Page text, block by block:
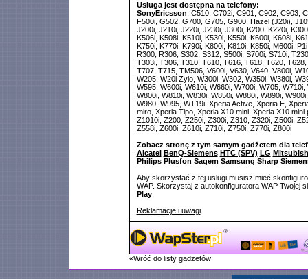
Usługa jest dostępna na telefony:
SonyEricsson: C510, C702i, C901, C902, C903,
F500i, G502, G700, G705, G900, Hazel (J20i),
J200i, J210i, J220i, J230i, J300i, K200, K220i,
K506i, K508i, K510i, K530i, K550i, K600i, K608i,
K750i, K770i, K790i, K800i, K810i, K850i, M600i,
R300, R306, S302, S312, S500i, S700i, S710i,
T303i, T306, T310, T610, T616, T618, T620,
T707, T715, TM506, V600i, V630, V640, V800i,
W205, W20i Zylo, W300i, W302, W350i, W380i,
W595, W600i, W610i, W660i, W700i, W705,
W800i, W810i, W830i, W850i, W880i, W890i,
W980, W995, WT19i, Xperia Active, Xperia E,
miro, Xperia Tipo, Xperia X10 mini, Xperia X10
Z1010i, Z200, Z250i, Z300i, Z310, Z320i, Z500i,
Z558i, Z600i, Z610i, Z710i, Z750i, Z770i, Z800i
Zobacz stronę z tym samym gadżetem dla
Alcatel BenQ-Siemens HTC (SPV) LG
Philips Plusfon Sagem Samsung Sharp
Aby skorzystać z tej usługi musisz mieć
WAP. Skorzystaj z autokonfiguratora WAP Twojej
Play.
Reklamacje i uwagi
«Wróć do listy gadżetów